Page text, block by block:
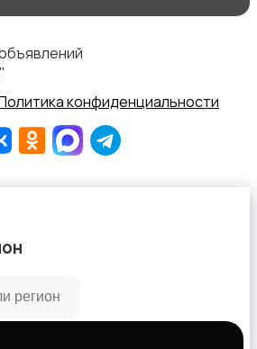
конфиденциальности